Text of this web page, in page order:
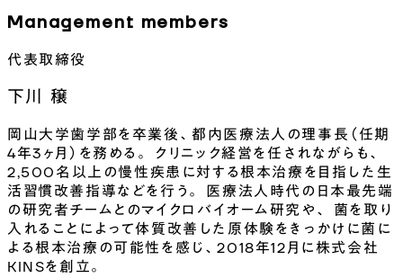
Management members
代表取締役
下川 穣
岡山大学歯学部を卒業後、都内医療法人の理事長（任期
4年3ヶ月）を務める。 クリニック経営を任されながらも、
2,500名以上の慢性疾患に対する根本治療を目指した生
活習慣改善指導などを行う。 医療法人時代の日本最先端
の研究者チームとのマイクロバイオーム研究や、 菌を取り
入れることによって体質改善した原体験をきっかけに菌に
よる根本治療の可能性を感じ、2018年12月に株式会社
KINSを創立。